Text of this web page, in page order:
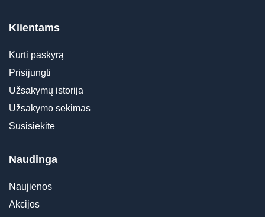
Klientams
Kurti paskyrą
Prisijungti
Užsakymų istorija
Užsakymo sekimas
Susisiekite
Naudinga
Naujienos
Akcijos